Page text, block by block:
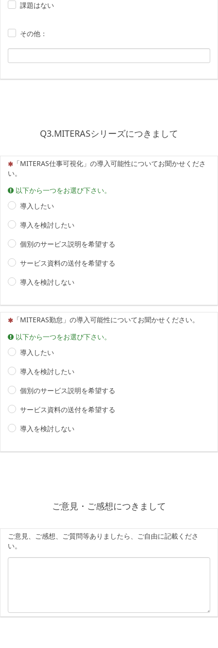
課題はない
その他：
Q3.MITERASシリーズにつきまして
（この質問は必須です）
「MITERAS仕事可視化」の導入可能性についてお聞かせくださ
い。
以下から一つをお選び下さい。
導入したい
導入を検討したい
個別のサービス説明を希望する
サービス資料の送付を希望する
導入を検討しない
（この質問は必須です）
「MITERAS勤怠」の導入可能性についてお聞かせください。
以下から一つをお選び下さい。
導入したい
導入を検討したい
個別のサービス説明を希望する
サービス資料の送付を希望する
導入を検討しない
ご意見・ご感想につきまして
ご意見、ご感想、ご質問等ありましたら、ご自由に記載くださ
い。